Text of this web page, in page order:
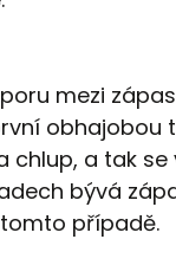
mezi
obhajobou
chlup, a tak se
bývá
případě.